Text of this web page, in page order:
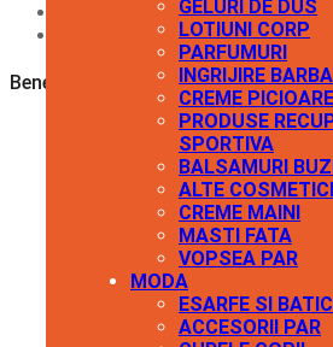
GELURI DE DUS
LOTIUNI CORP
PARFUMURI
INGRIJIRE
CREME PICIOARE
PRODUSE
SPORTIVA
BALSAMURI
ALTE
CREME MAINI
MASTI FATA
VOPSEA PAR
MODA
ESARFE SI
ACCESORII PAR
Beneficii: